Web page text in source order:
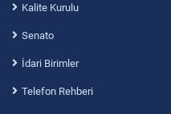
Kalite Kurulu
Senato
İdari Birimler
Telefon Rehberi